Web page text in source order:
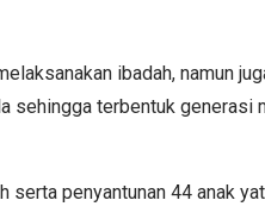
ibadah, namun
sehingga terbentuk generasi
serta penyantunan 44 anak